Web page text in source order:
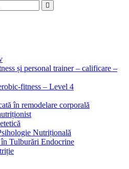
și personal trainer – calificare –
fitness – Level 4
în remodelare corporală
Nutrițională
Tulburări Endocrine